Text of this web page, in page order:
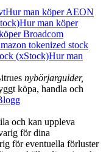
Hur man köper AEON
Hur man köper
Broadcom
tokenized stock
(xStock)Hur man
nybörjarguider,
köpa, handla och
och kan uppleva
för dina
för eventuella förluster